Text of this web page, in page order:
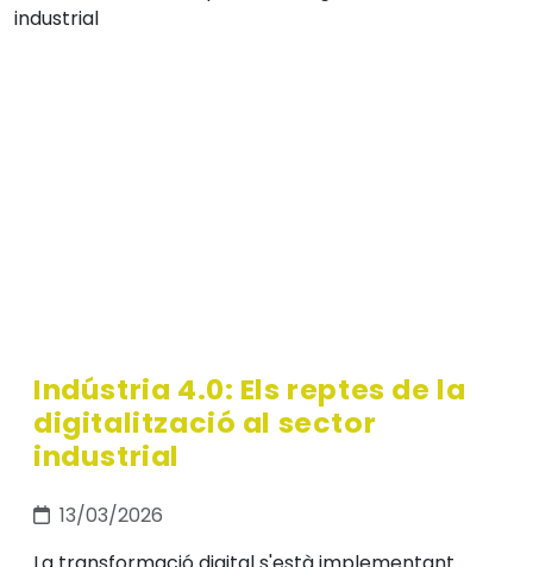
Indústria 4.0: Els reptes de la
digitalització al sector
industrial
13/03/2026